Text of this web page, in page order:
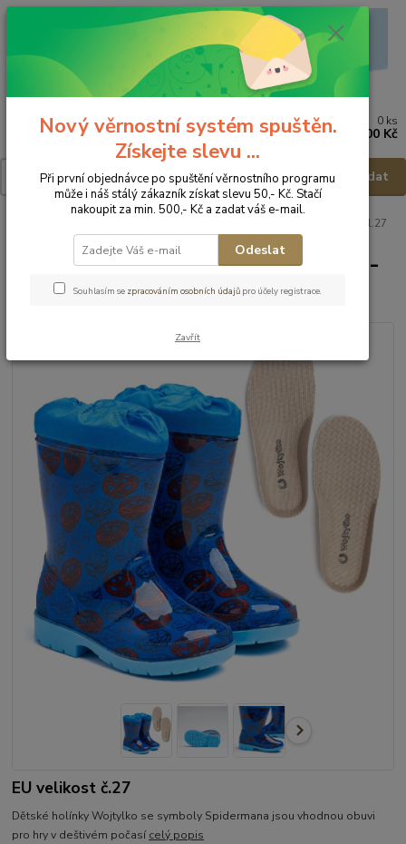
Menu
Hledat
0 ks
0,00 Kč
WOJTYLKO Holínky Spiderman - vel.27
WOJTYLKO Holínky Spiderman -
vel.27
EU velikost č.27
Dětské holínky Wojtylko se symboly Spidermana jsou vhodnou obuvi
pro hry v deštivém počasí celý popis
Nový věrnostní systém spuštěn.
Získejte slevu ...
Při první objednávce po spuštění věrnostního programu
může i náš stálý zákazník získat slevu 50,- Kč. Stačí
nakoupit za min. 500,- Kč a zadat váš e-mail.
Odeslat
Souhlasím se zpracováním osobních údajů pro účely registrace.
Zavřít